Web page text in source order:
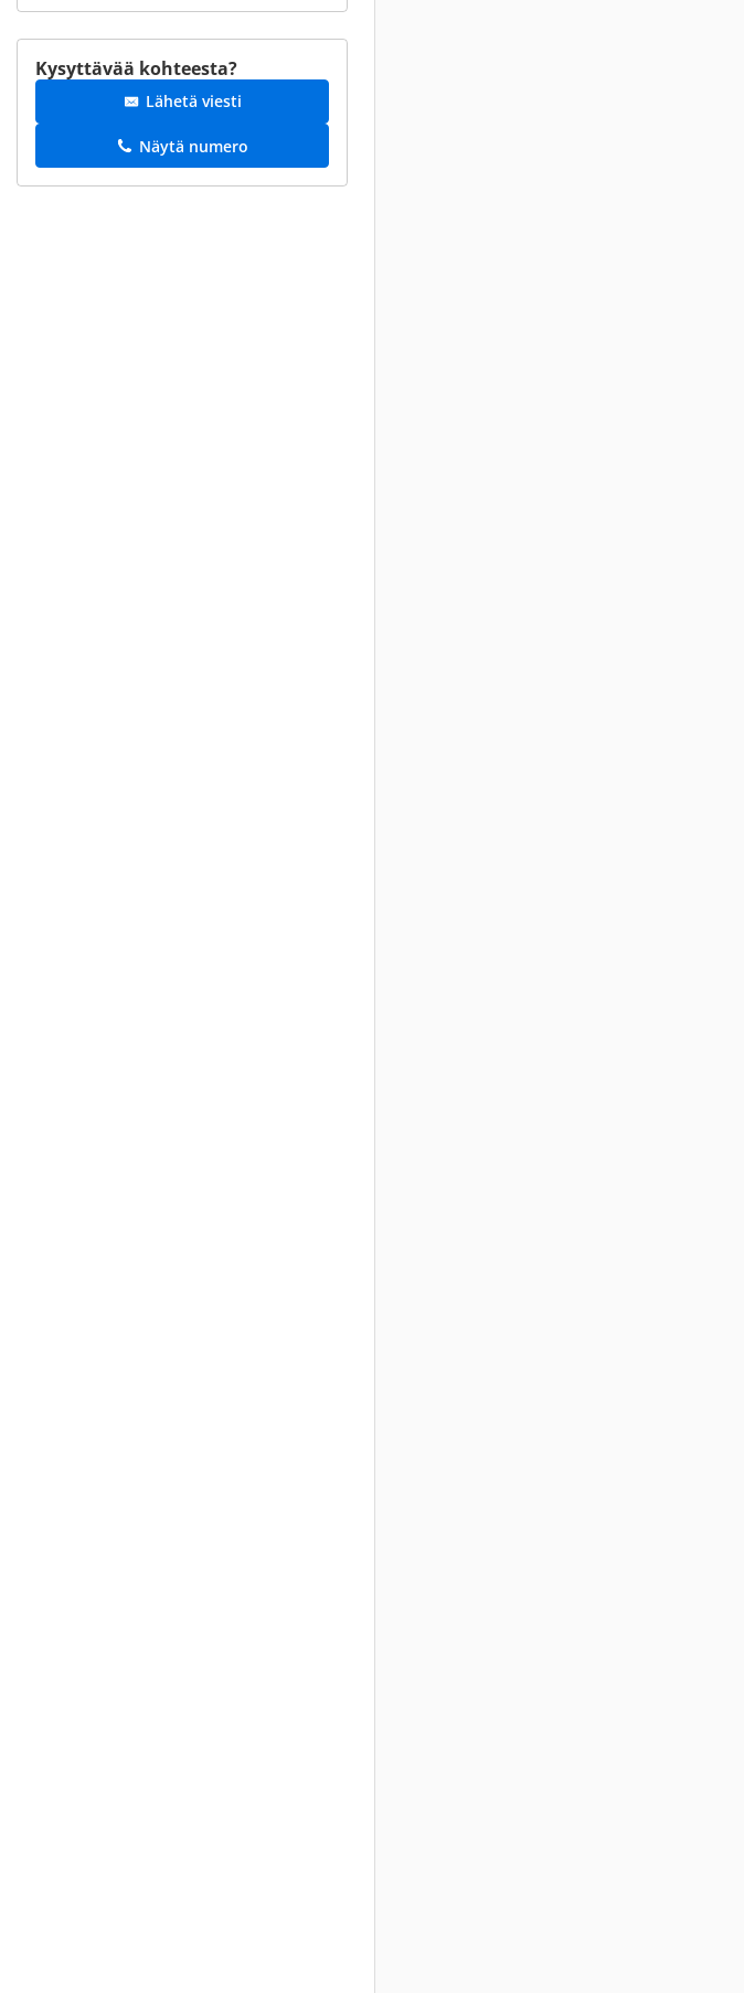
Kysyttävää kohteesta?
Lähetä viesti
Näytä numero